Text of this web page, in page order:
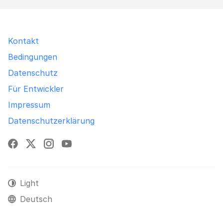
Kontakt
Bedingungen
Datenschutz
Für Entwickler
Impressum
Datenschutzerklärung
Facebook
X Instagram
YouTube
Light
Deutsch